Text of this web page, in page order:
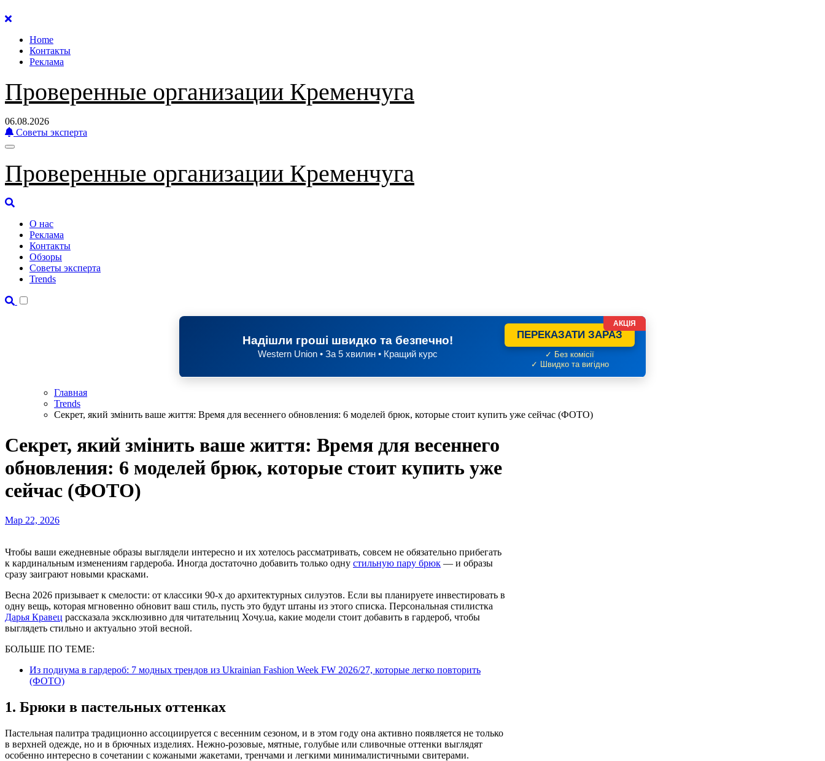
Перейти
содержанию
Home
Контакты
Реклама
Проверенные организации Кременчуга
06.08.2026
Советы эксперта
Проверенные организации Кременчуга
О нас
Реклама
Контакты
Обзоры
Советы эксперта
Trends
Надішли гроші швидко та безпечно!
Western Union • За 5 хвилин • Кращий курс
ПЕРЕКАЗАТИ ЗАРАЗ
✓ Без комісії
✓ Швидко та вигідно
АКЦІЯ
Главная
Trends
Секрет, який змінить ваше життя: Время для весеннего обновления: 6 моделей брюк, которые стоит купить уже сейчас (ФОТО)
Секрет, який змінить ваше життя: Время для весеннего
обновления: 6 моделей брюк, которые стоит купить уже
сейчас (ФОТО)
Мар 22, 2026
Чтобы ваши ежедневные образы выглядели интересно и их хотелось рассматривать, совсем не обязательно прибегать
к кардинальным изменениям гардероба. Иногда достаточно добавить только одну стильную пару брюк — и образы
сразу заиграют новыми красками.
Весна 2026 призывает к смелости: от классики 90-х до архитектурных силуэтов. Если вы планируете инвестировать в
одну вещь, которая мгновенно обновит ваш стиль, пусть это будут штаны из этого списка. Персональная стилистка
Дарья Кравец рассказала эксклюзивно для читательниц Хочу.ua, какие модели стоит добавить в гардероб, чтобы
выглядеть стильно и актуально этой весной.
БОЛЬШЕ ПО ТЕМЕ:
Из подиума в гардероб: 7 модных трендов из Ukrainian Fashion Week FW 2026/27, которые легко повторить
(ФОТО)
1. Брюки в пастельных оттенках
Пастельная палитра традиционно ассоциируется с весенним сезоном, и в этом году она активно появляется не только
в верхней одежде, но и в брючных изделиях. Нежно-розовые, мятные, голубые или сливочные оттенки выглядят
особенно интересно в сочетании с кожаными жакетами, тренчами и легкими минималистичными свитерами.